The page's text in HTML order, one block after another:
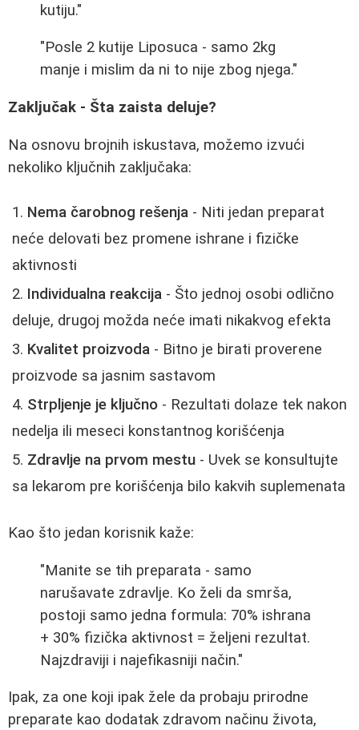
kutiju."
"Posle 2 kutije Liposuca - samo 2kg
manje i mislim da ni to nije zbog njega."
Zaključak - Šta zaista deluje?
Na osnovu brojnih iskustava, možemo izvući
nekoliko ključnih zaključaka:
Nema čarobnog rešenja - Niti jedan preparat
neće delovati bez promene ishrane i fizičke
aktivnosti
Individualna reakcija - Što jednoj osobi odlično
deluje, drugoj možda neće imati nikakvog efekta
Kvalitet proizvoda - Bitno je birati proverene
proizvode sa jasnim sastavom
Strpljenje je ključno - Rezultati dolaze tek nakon
nedelja ili meseci konstantnog korišćenja
Zdravlje na prvom mestu - Uvek se konsultujte
sa lekarom pre korišćenja bilo kakvih suplemenata
Kao što jedan korisnik kaže:
"Manite se tih preparata - samo
narušavate zdravlje. Ko želi da smrša,
postoji samo jedna formula: 70% ishrana
+ 30% fizička aktivnost = željeni rezultat.
Najzdraviji i najefikasniji način."
Ipak, za one koji ipak žele da probaju prirodne
preparate kao dodatak zdravom načinu života,